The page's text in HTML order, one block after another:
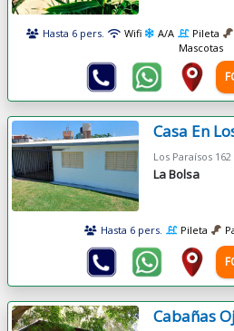
Hasta 6 pers. Wifi A/A Pileta
Mascotas
Casa En
Los Paraísos
La Bolsa
Hasta 6 pers. Pileta
Cabañas